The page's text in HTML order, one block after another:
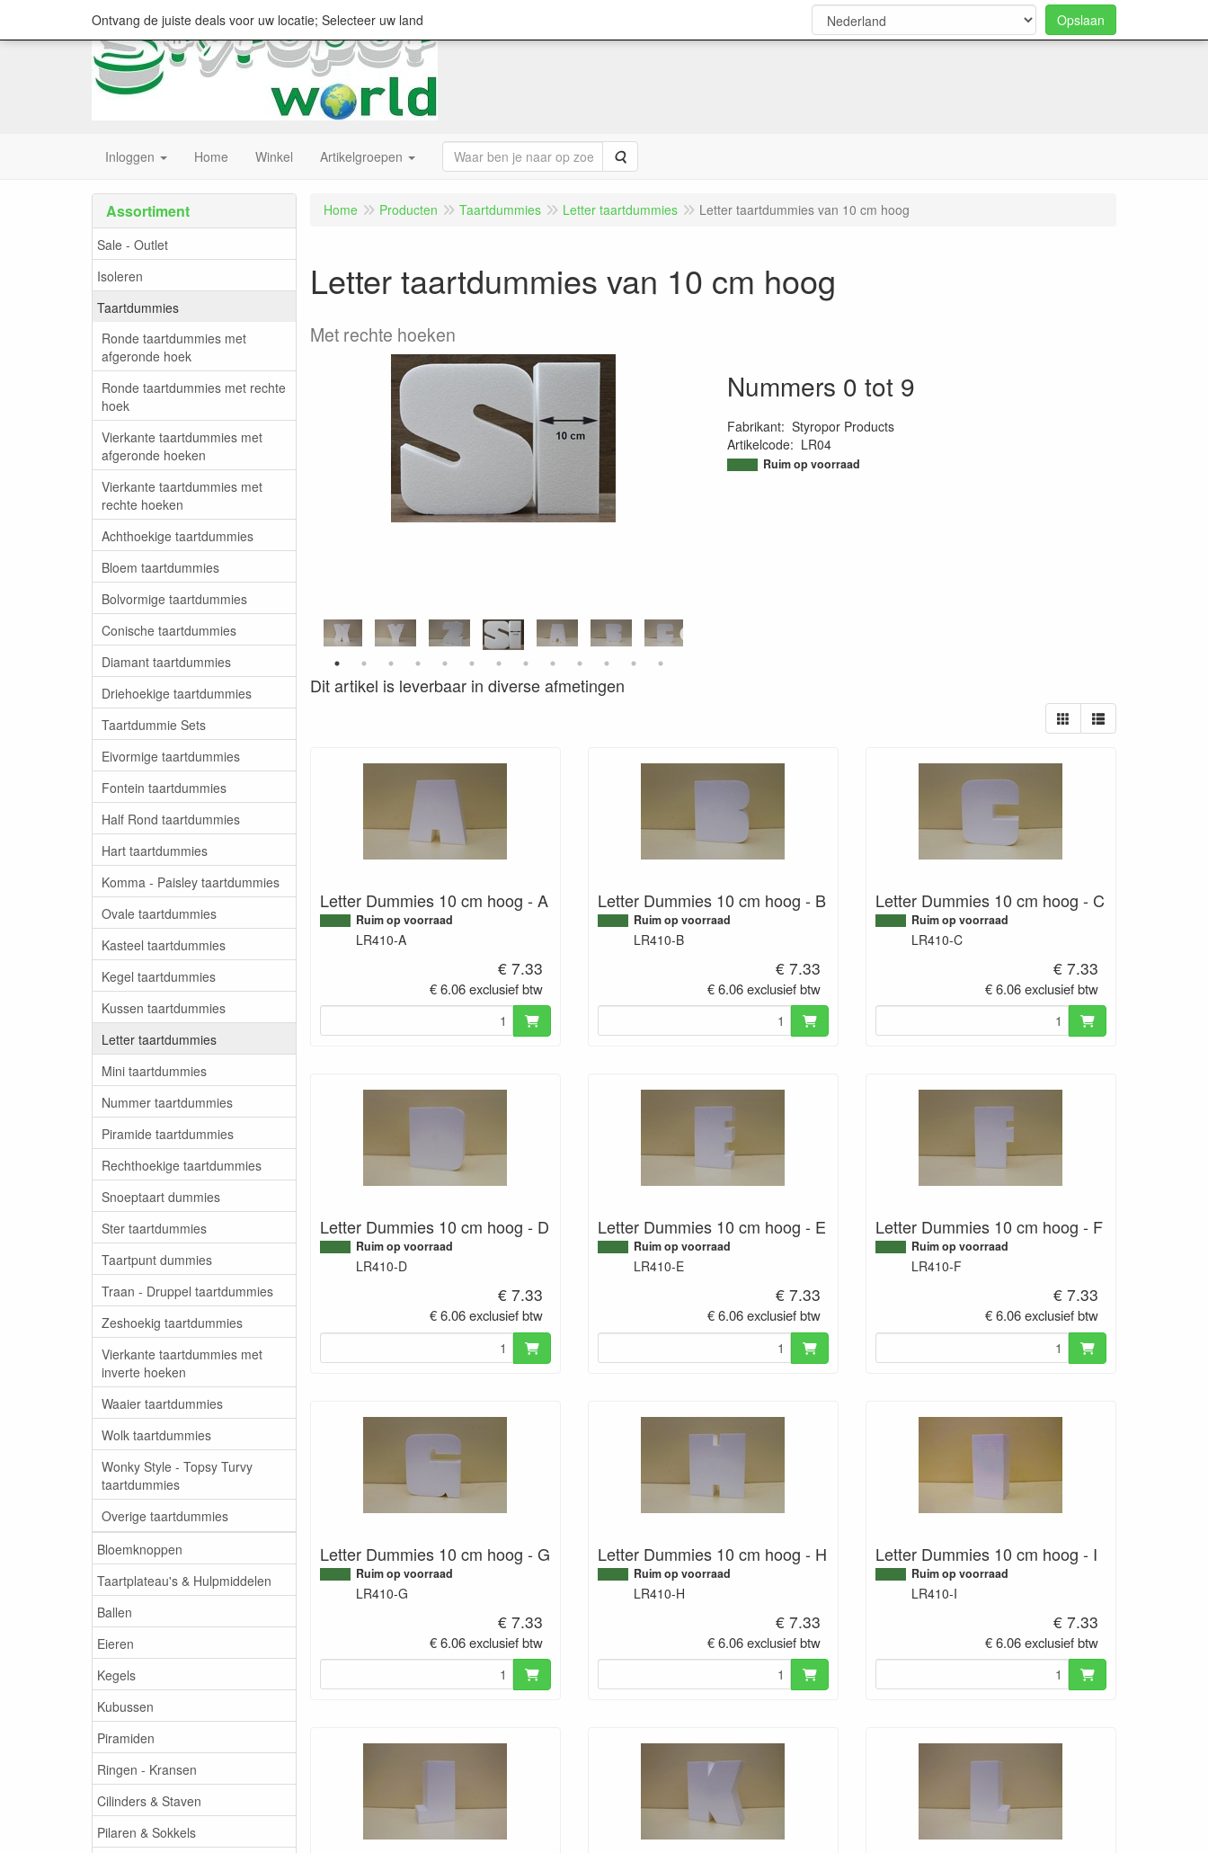
0
Inloggen Home Winkel Artikelgroepen Zoeken
Assortiment
Sale - Outlet
Isoleren
Taartdummies
Ronde taartdummies met
afgeronde hoek
Ronde taartdummies met rechte
hoek
Vierkante taartdummies met
afgeronde hoeken
Vierkante taartdummies met
rechte hoeken
Achthoekige taartdummies
Bloem taartdummies
Bolvormige taartdummies
Conische taartdummies
Diamant taartdummies
Driehoekige taartdummies
Taartdummie Sets
Eivormige taartdummies
Fontein taartdummies
Half Rond taartdummies
Hart taartdummies
Komma - Paisley taartdummies
Ovale taartdummies
Kasteel taartdummies
Kegel taartdummies
Kussen taartdummies
Letter taartdummies
Mini taartdummies
Nummer taartdummies
Piramide taartdummies
Rechthoekige taartdummies
Snoeptaart dummies
Ster taartdummies
Taartpunt dummies
Traan - Druppel taartdummies
Zeshoekig taartdummies
Vierkante taartdummies met
inverte hoeken
Waaier taartdummies
Wolk taartdummies
Wonky Style - Topsy Turvy
taartdummies
Overige taartdummies
Bloemknoppen
Taartplateau's & Hulpmiddelen
Ballen
Eieren
Kegels
Kubussen
Piramiden
Ringen - Kransen
Cilinders & Staven
Pilaren & Sokkels
Home Producten Taartdummies Letter taartdummies Letter taartdummies van 10 cm hoog
Letter taartdummies van 10 cm hoog
Met rechte hoeken
Nummers 0 tot 9
Fabrikant: Styropor Products
Artikelcode: LR04
9506766871393
Ruim op voorraad
Dit artikel is leverbaar in diverse afmetingen
Letter Dummies 10 cm hoog - A
Ruim op voorraad
LR410-A
€ 7.33
€ 6.06 exclusief btw
Letter Dummies 10 cm hoog - B
Ruim op voorraad
LR410-B
€ 7.33
€ 6.06 exclusief btw
Letter Dummies 10 cm hoog - C
Ruim op voorraad
LR410-C
€ 7.33
€ 6.06 exclusief btw
Letter Dummies 10 cm hoog - D
Ruim op voorraad
LR410-D
€ 7.33
€ 6.06 exclusief btw
Letter Dummies 10 cm hoog - E
Ruim op voorraad
LR410-E
€ 7.33
€ 6.06 exclusief btw
Letter Dummies 10 cm hoog - F
Ruim op voorraad
LR410-F
€ 7.33
€ 6.06 exclusief btw
Letter Dummies 10 cm hoog - G
Ruim op voorraad
LR410-G
€ 7.33
€ 6.06 exclusief btw
Letter Dummies 10 cm hoog - H
Ruim op voorraad
LR410-H
€ 7.33
€ 6.06 exclusief btw
Letter Dummies 10 cm hoog - I
Ruim op voorraad
LR410-I
€ 7.33
€ 6.06 exclusief btw
Ontvang de juiste deals voor uw locatie; Selecteer uw land Opslaan